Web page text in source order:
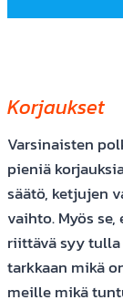
Korjaukset
Varsinaisten
pieniä
säätö, ketjujen
vaihto. Myös
riittävä syy tulla
tarkkaan mikä
meille mikä